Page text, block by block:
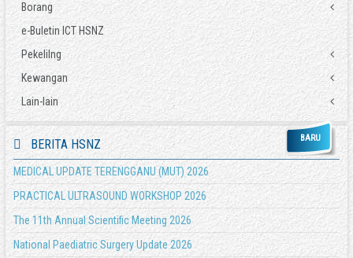
Borang
Tuntutan Perjalanan
Tuntutan Elaun Lebih Masa (ELM)
Tuntutan Lain-lain
Pinjaman Kerajaan
Pengesahan Pendapatan
Pindah Peruntukan
KWSP 17A (Khas 2021)
Borang Tuntutan Elaun Kerja Luar Waktu Bekerja Biasa (EKLWBB)
e-Buletin ICT HSNZ
Pekelilng
Pekeliling/Surat Pekeliling KKM
Pekeliling Perbendaharaan
Surat Pekeliling Perbendaharaan
Pekeliling Am JPM
Pekeliling JPA
Surat Edaran JPA
Kewangan
COVID-19 - Surat Pekeliling KSU Bil 2 2020 - Bayaran Elaun Khas Doktor dan Anggota
Kesihatan
COVID-19 - Perubahan Elaun Khas kepada Doktor dan Anggota Kesihatan
Garis Panduan Tuntutan Elaun Kasut
Lain-lain
Akta
Polisi
Abbreviation
BARU
BERITA HSNZ
MEDICAL UPDATE TERENGGANU (MUT) 2026
PRACTICAL ULTRASOUND WORKSHOP 2026
The 11th Annual Scientific Meeting 2026
National Paediatric Surgery Update 2026